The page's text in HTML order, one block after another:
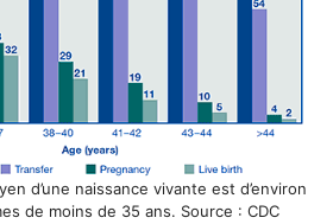
d’une naissance vivante est d’environ
de moins de 35 ans. Source : CDC